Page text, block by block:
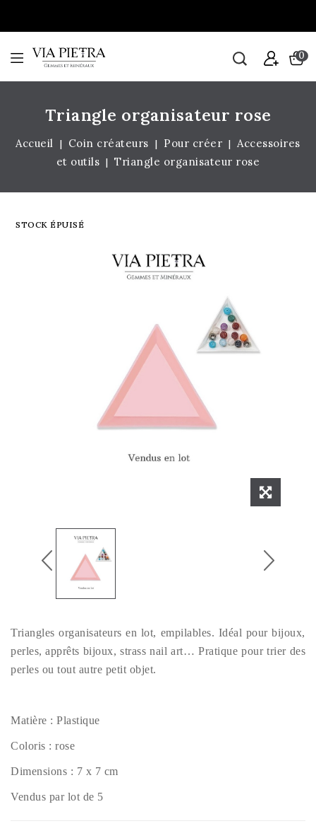
0
Triangle organisateur rose
Accueil Coin créateurs Pour créer
Accessoires
et outils
Triangle organisateur rose
STOCK ÉPUISÉ
Triangles organisateurs en lot, empilables. Idéal pour bijoux,
perles, apprêts bijoux, strass nail art… Pratique pour trier des
perles ou tout autre petit objet.
Matière : Plastique
Coloris : rose
Dimensions : 7 x 7 cm
Vendus par lot de 5